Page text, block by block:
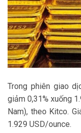
Trong phiên giao
giảm 0,31% xuống
Nam), theo Kitco.
1.929 USD/ounce.